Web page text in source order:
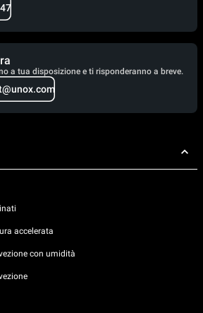
a tua disposizione e ti risponderanno a breve.
accelerata
con umidità